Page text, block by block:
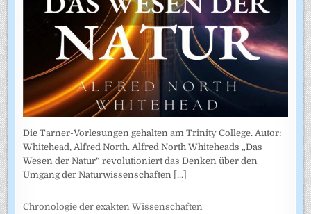
Die Tarner-Vorlesungen gehalten am Trinity College. Autor:
Whitehead, Alfred North. Alfred North Whiteheads „Das
Wesen der Natur“ revolutioniert das Denken über den
Umgang der Naturwissenschaften [...]
Chronologie der exakten Wissenschaften